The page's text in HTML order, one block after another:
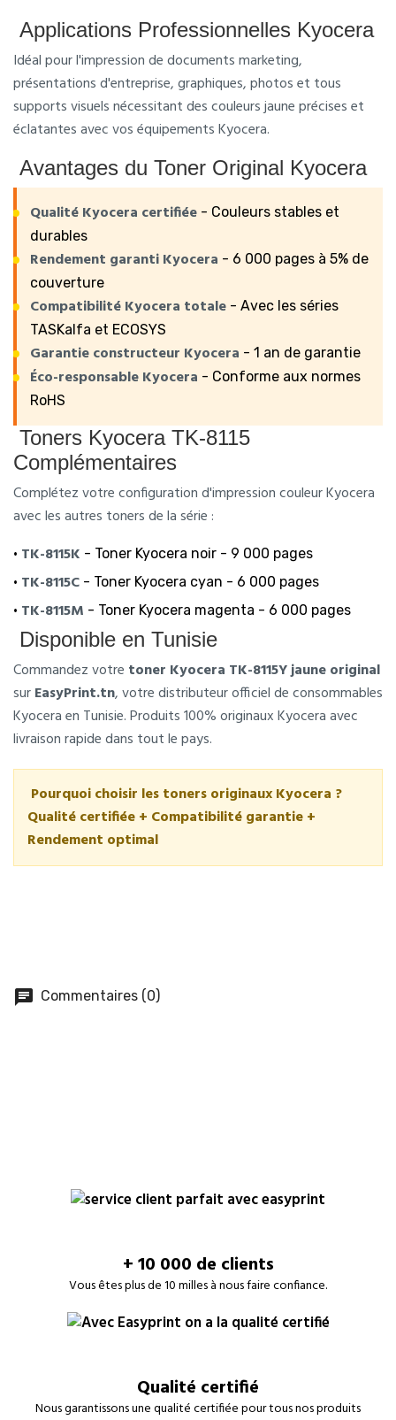
Applications Professionnelles Kyocera
Idéal pour l'impression de documents marketing,
présentations d'entreprise, graphiques, photos et tous
supports visuels nécessitant des couleurs jaune précises et
éclatantes avec vos équipements Kyocera.
Avantages du Toner Original Kyocera
Qualité Kyocera certifiée - Couleurs stables et
durables
Rendement garanti Kyocera - 6 000 pages à 5% de
couverture
Compatibilité Kyocera totale - Avec les séries
TASKalfa et ECOSYS
Garantie constructeur Kyocera - 1 an de garantie
Éco-responsable Kyocera - Conforme aux normes
RoHS
Toners Kyocera TK-8115
Complémentaires
Complétez votre configuration d'impression couleur Kyocera
avec les autres toners de la série :
• TK-8115K - Toner Kyocera noir - 9 000 pages
• TK-8115C - Toner Kyocera cyan - 6 000 pages
• TK-8115M - Toner Kyocera magenta - 6 000 pages
Disponible en Tunisie
Commandez votre toner Kyocera TK-8115Y jaune original
surEasyPrint.tn, votre distributeur officiel de consommables
Kyocera en Tunisie. Produits 100% originaux Kyocera avec
livraison rapide dans tout le pays.
Pourquoi choisir les toners originaux Kyocera ?
Qualité certifiée + Compatibilité garantie +
Rendement optimal
chat Commentaires (0)
+ 10 000 de clients
Vous êtes plus de 10 milles à nous faire confiance.
Qualité certifié
Nous garantissons une qualité certifiée pour tous nos produits